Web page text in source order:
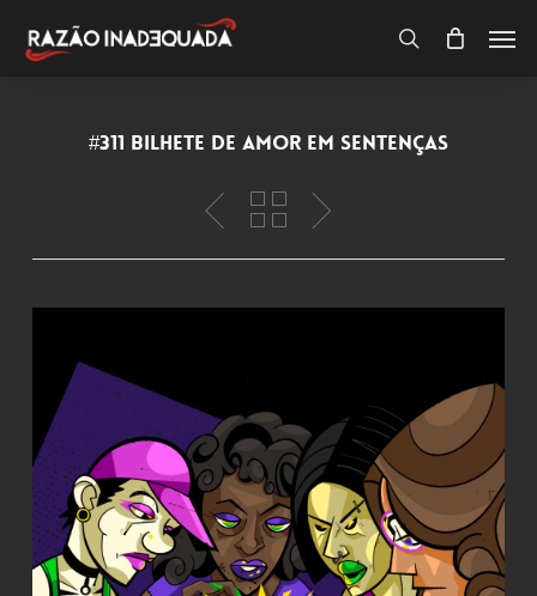
searchClose
#311 bilhete de amor em sentenças